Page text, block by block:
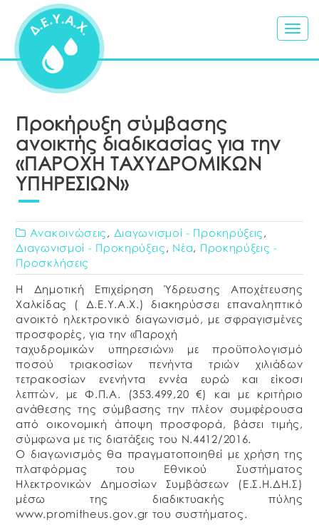
Προκήρυξη σύμβασης
ανοικτής διαδικασίας για την
«ΠΑΡΟΧΗ ΤΑΧΥΔΡΟΜΙΚΩΝ
ΥΠΗΡΕΣΙΩΝ»
Ανακοινώσεις , Διαγωνισμοί - Προκηρύξεις ,
Διαγωνισμοί - Προκηρύξεις , Νέα, Προκηρύξεις -
Προσκλήσεις
Η Δημοτική Επιχείρηση Ύδρευσης Αποχέτευσης
Χαλκίδας ( Δ.Ε.Υ.Α.Χ.) διακηρύσσει επαναληπτικό
ανοικτό ηλεκτρονικό διαγωνισμό, με σφραγισμένες
προσφορές, για την «Παροχή
ταχυδρομικών υπηρεσιών» με προϋπολογισμό
ποσού τριακοσίων πενήντα τριών χιλιάδων
τετρακοσίων ενενήντα εννέα ευρώ και είκοσι
λεπτών, με Φ.Π.Α. (353.499,20 €) και με κριτήριο
ανάθεσης της σύμβασης την πλέον συμφέρουσα
από οικονομική άποψη προσφορά, βάσει τιμής,
σύμφωνα με τις διατάξεις του Ν.4412/2016.
Ο διαγωνισμός θα πραγματοποιηθεί με χρήση της
πλατφόρμας του Εθνικού Συστήματος
Ηλεκτρονικών Δημοσίων Συμβάσεων (Ε.Σ.Η.ΔΗ.Σ)
μέσω της διαδικτυακής πύλης
www.promitheus.gov.gr του συστήματος.